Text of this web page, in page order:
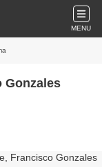
MENU
Gonzales